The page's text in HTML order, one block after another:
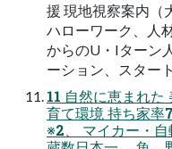
援 現地視察案内（
ハローワーク、人
からのU・Iターン
ーション、スター
11 自然に恵まれた
育て環境 持ち家率
※2、 マイカー・